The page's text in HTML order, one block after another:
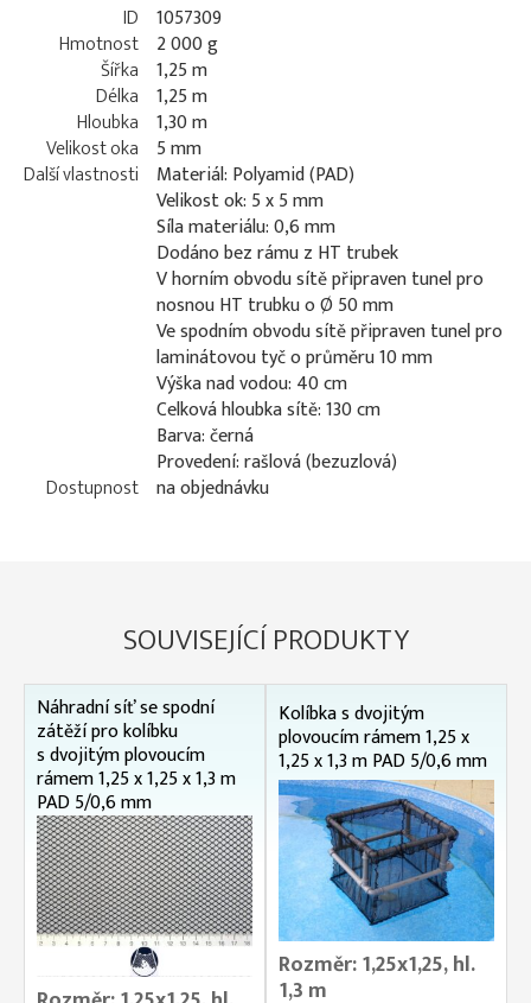
ID 1057309
Hmotnost 2 000 g
Šířka 1,25 m
Délka 1,25 m
Hloubka 1,30 m
Velikost oka
5 mm
Další vlastnosti
Materiál: Polyamid (PAD)
Velikost ok: 5 x 5 mm
Síla materiálu: 0,6 mm
Dodáno bez rámu z HT trubek
V horním obvodu sítě připraven tunel pro
nosnou HT trubku o Ø 50 mm
Ve spodním obvodu sítě připraven tunel pro
laminátovou tyč o průměru 10 mm
Výška nad vodou: 40 cm
Celková hloubka sítě: 130 cm
Barva: černá
Provedení: rašlová (bezuzlová)
Dostupnost na objednávku
SOUVISEJÍCÍ PRODUKTY
Náhradní síť se spodní
zátěží pro kolíbku
s dvojitým plovoucím
rámem 1,25 x 1,25 x 1,3 m
PAD 5/0,6 mm
Kolíbka s dvojitým
plovoucím rámem 1,25 x
1,25 x 1,3 m PAD 5/0,6 mm
Rozměr: 1,25x1,25, hl.
1,3 m